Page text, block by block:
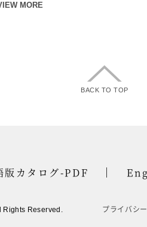
MORE
BACK TO TOP
版カタログ-PDF
Rights Reserved. プライバシ